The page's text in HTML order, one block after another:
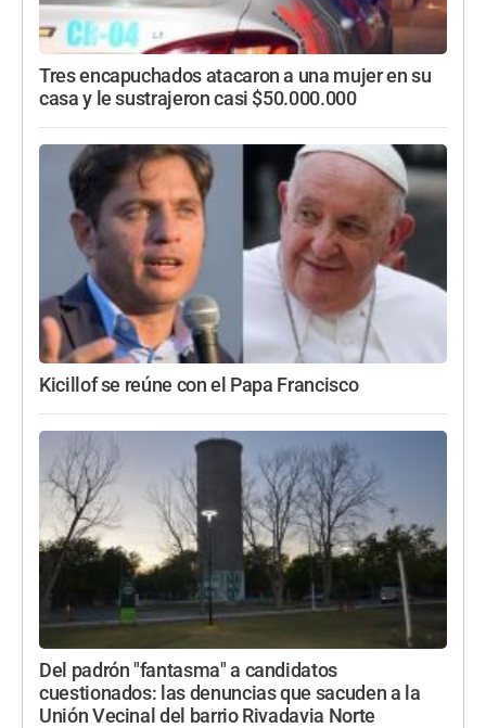
Tres encapuchados atacaron a una mujer en su
casa y le sustrajeron casi $50.000.000
Kicillof se reúne con el Papa Francisco
Del padrón "fantasma" a candidatos
cuestionados: las denuncias que sacuden a la
Unión Vecinal del barrio Rivadavia Norte